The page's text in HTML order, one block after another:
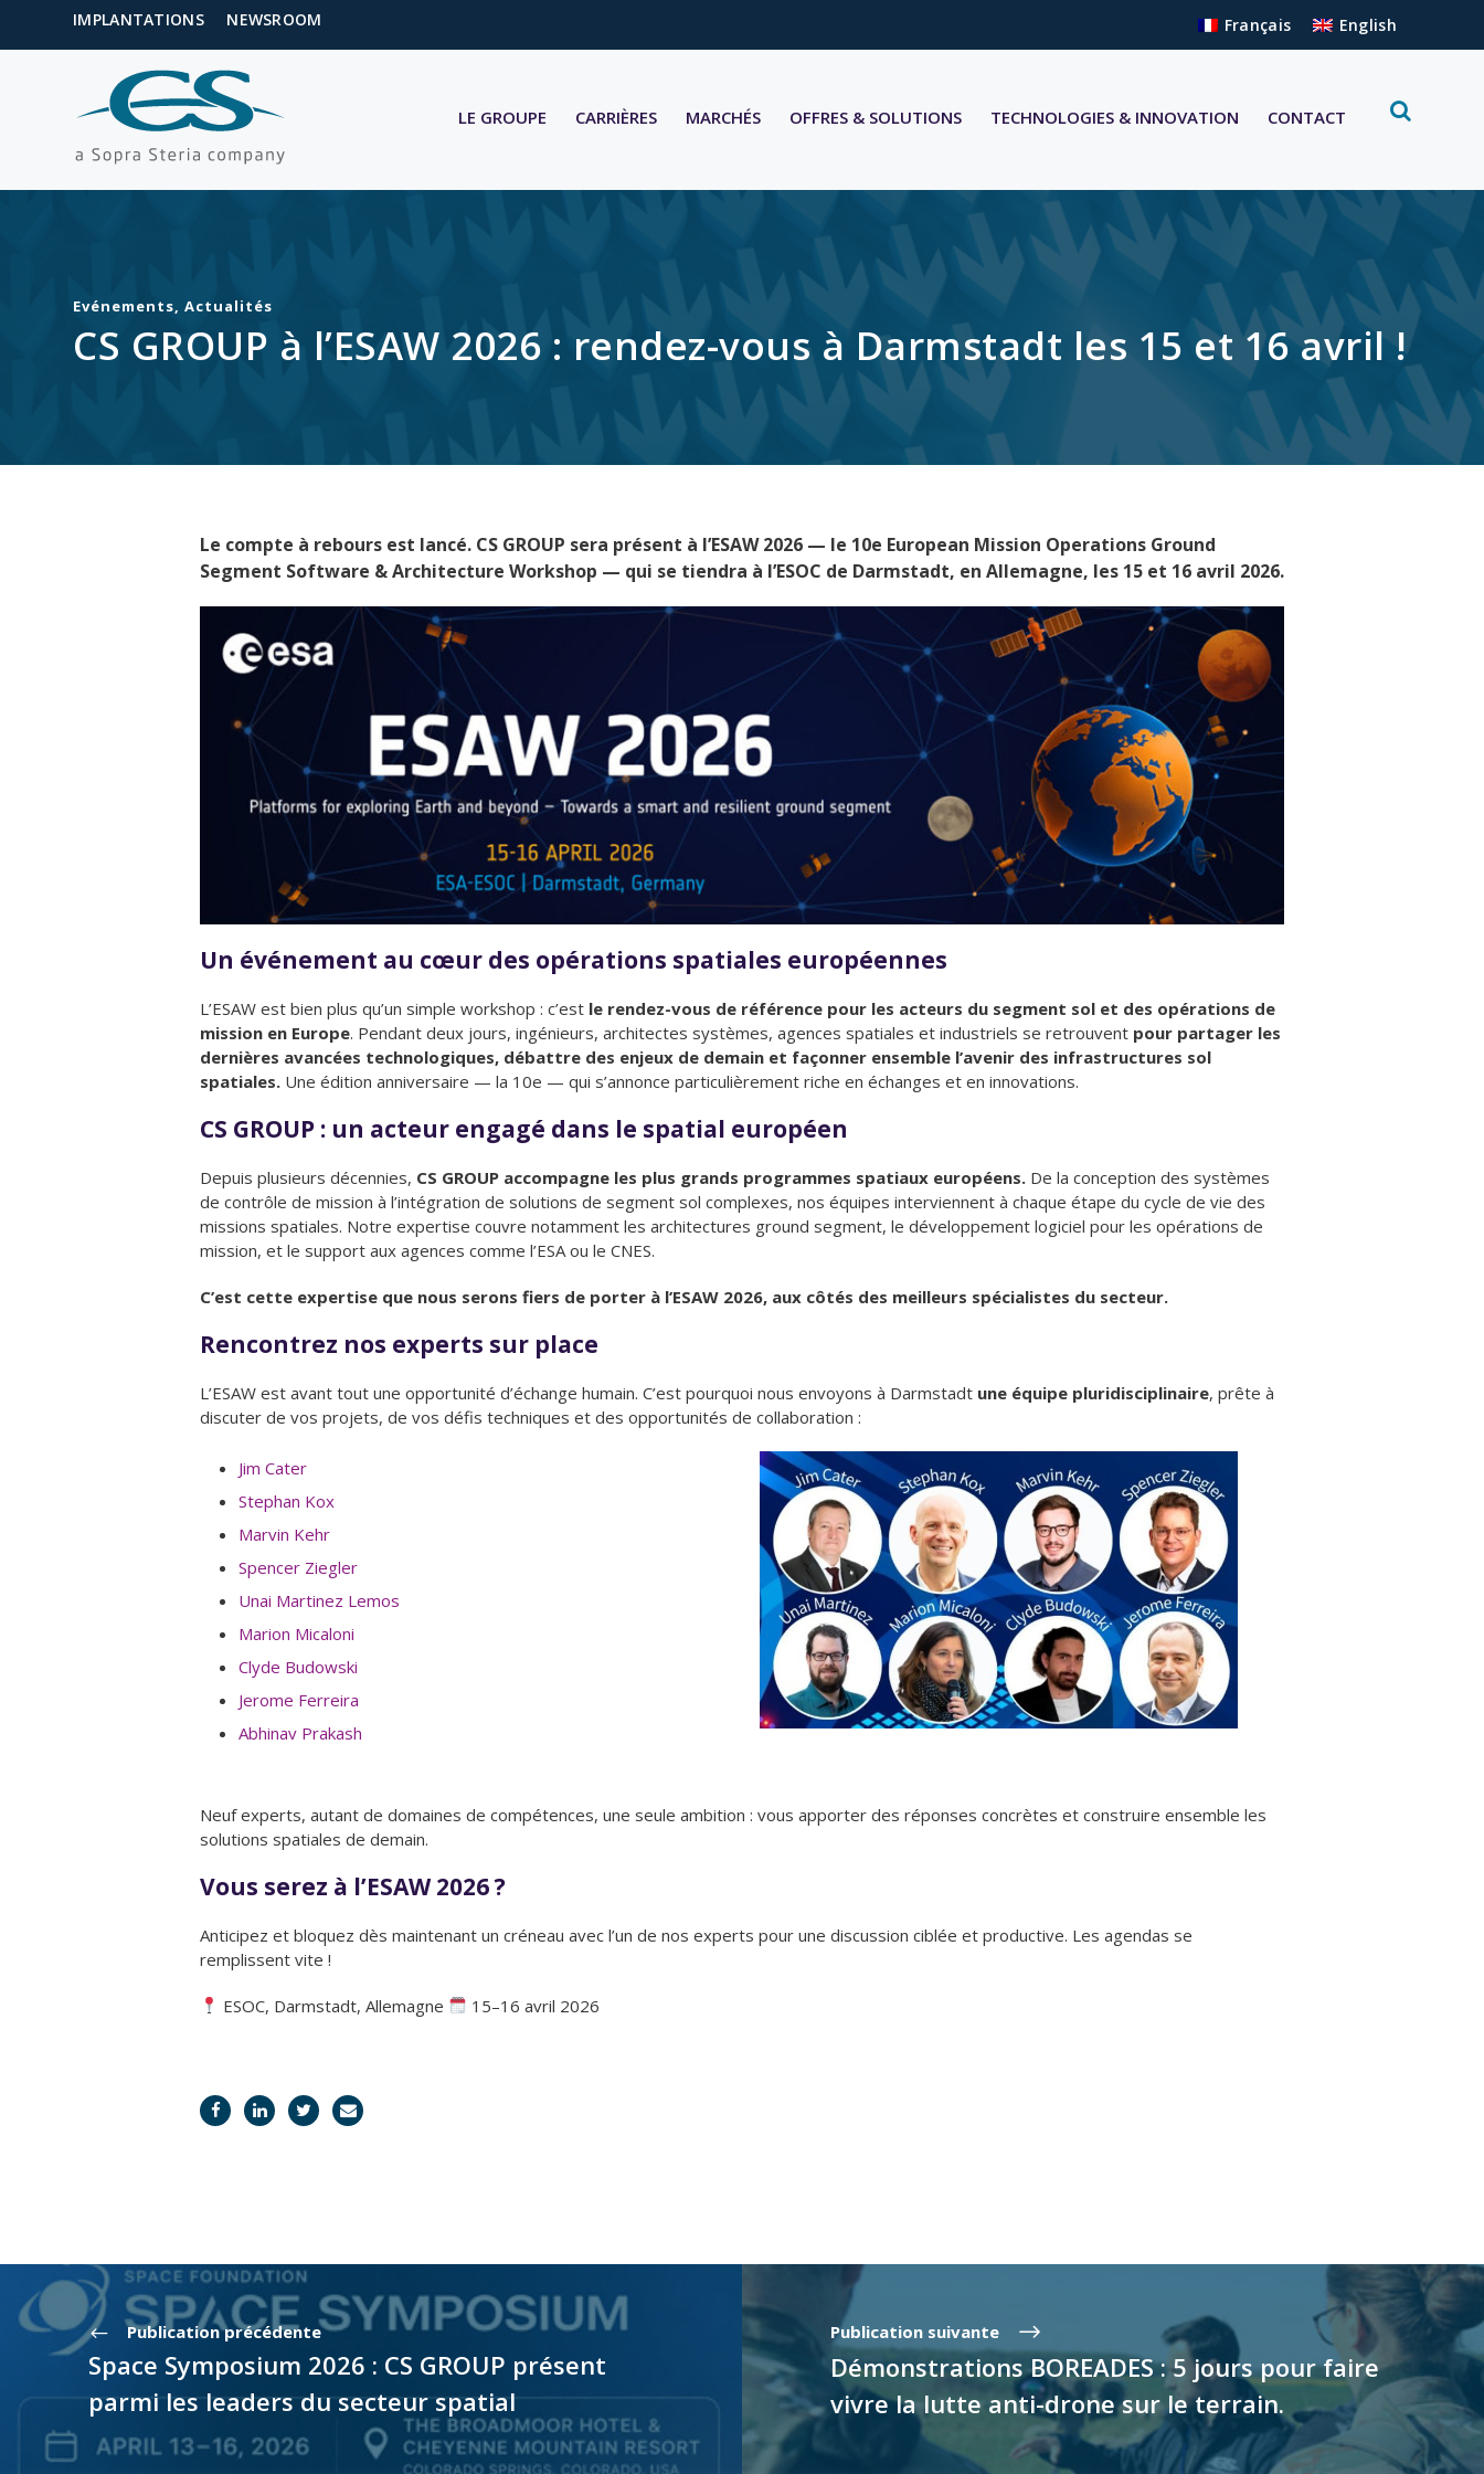
IMPLANTATIONS NEWSROOM Français English
LE GROUPE CARRIÈRES MARCHÉS OFFRES & SOLUTIONS TECHNOLOGIES & INNOVATION CONTACT
Evénements, Actualités
CS GROUP à l’ESAW 2026 : rendez-vous à Darmstadt les 15 et 16 avril !
Le compte à rebours est lancé. CS GROUP sera présent à l’ESAW 2026 — le 10e European Mission Operations Ground
Segment Software & Architecture Workshop — qui se tiendra à l’ESOC de Darmstadt, en Allemagne, les 15 et 16 avril 2026.
Un événement au cœur des opérations spatiales européennes
L’ESAW est bien plus qu’un simple workshop : c’est le rendez-vous de référence pour les acteurs du segment sol et des opérations de
mission en Europe. Pendant deux jours, ingénieurs, architectes systèmes, agences spatiales et industriels se retrouvent pour partager les
dernières avancées technologiques, débattre des enjeux de demain et façonner ensemble l’avenir des infrastructures sol
spatiales. Une édition anniversaire — la 10e — qui s’annonce particulièrement riche en échanges et en innovations.
CS GROUP : un acteur engagé dans le spatial européen
Depuis plusieurs décennies, CS GROUP accompagne les plus grands programmes spatiaux européens. De la conception des systèmes
de contrôle de mission à l’intégration de solutions de segment sol complexes, nos équipes interviennent à chaque étape du cycle de vie des
missions spatiales. Notre expertise couvre notamment les architectures ground segment, le développement logiciel pour les opérations de
mission, et le support aux agences comme l’ESA ou le CNES.
C’est cette expertise que nous serons fiers de porter à l’ESAW 2026, aux côtés des meilleurs spécialistes du secteur.
Rencontrez nos experts sur place
L’ESAW est avant tout une opportunité d’échange humain. C’est pourquoi nous envoyons à Darmstadt une équipe pluridisciplinaire, prête à
discuter de vos projets, de vos défis techniques et des opportunités de collaboration :
Jim Cater
Stephan Kox
Marvin Kehr
Spencer Ziegler
Unai Martinez Lemos
Marion Micaloni
Clyde Budowski
Jerome Ferreira
Abhinav Prakash
Neuf experts, autant de domaines de compétences, une seule ambition : vous apporter des réponses concrètes et construire ensemble les
solutions spatiales de demain.
Vous serez à l’ESAW 2026 ?
Anticipez et bloquez dès maintenant un créneau avec l’un de nos experts pour une discussion ciblée et productive. Les agendas se
remplissent vite !
ESOC, Darmstadt, Allemagne 15–16 avril 2026
Publication précédente
Space Symposium 2026 : CS GROUP présent
parmi les leaders du secteur spatial
Publication suivante
Démonstrations BOREADES : 5 jours pour faire
vivre la lutte anti-drone sur le terrain.